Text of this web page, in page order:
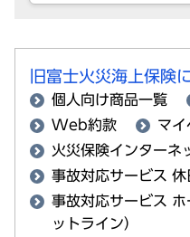
旧富士火災海上保険
個人向け商品一覧
Web約款
マイ
火災保険インターネ
事故対応サービス 休
事故対応サービス
ットライン）